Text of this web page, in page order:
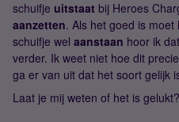
schuifje uitstaat bij Heroes
aanzetten. Als het goed is
schuifje wel aanstaan hoor ik
verder. Ik weet niet hoe dit
ga er van uit dat het soort gelijk
Laat je mij weten of het is gelukt?